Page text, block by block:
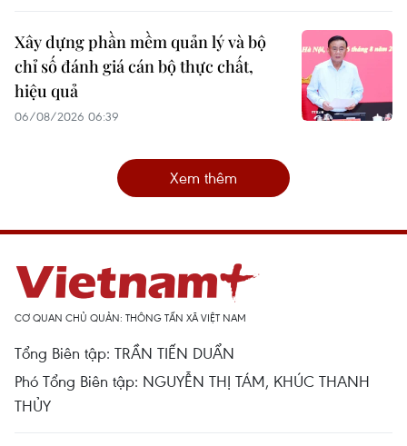
Xây dựng phần mềm quản lý và bộ
chỉ số đánh giá cán bộ thực chất,
hiệu quả
06/08/2026 06:39
Xem thêm
CƠ QUAN CHỦ QUẢN: THÔNG TẤN XÃ VIỆT NAM
Tổng Biên tập: TRẦN TIẾN DUẨN
Phó Tổng Biên tập: NGUYỄN THỊ TÁM, KHÚC THANH
THỦY